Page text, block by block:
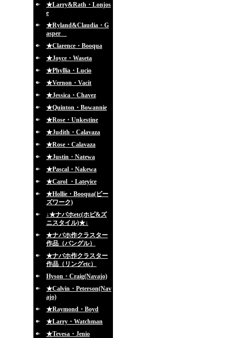
★Larry&Rath・Lonjos
e
★Ryland&Claudia・G
asper
★Clarence・Booqua
★Joyce・Waseta
★Phyllia・Lucio
★Vernon・Vacit
★Jessica・Chavez
★Quinton・Bowannie
★Rose・Unkestine
★Judith・Calavaza
★Rose・Calavaza
★Justin・Natewa
★Pascal・Nakewa
★Carol ・Lateyice
★Hollie・Booqua(ビー
ズワーク)
↓★ナバホetc(ホピ&ズ
ニスタイル)★↓
★ナバホ作クラスター
作品（バングル）
★ナバホ作クラスター
作品（リングetc）
Hyson・Craig(Navajo)
★Calvin・Peterson(Nav
ajo)
★Raymond・Boyd
★Larry・Watchman
★Tevesa・Jenio